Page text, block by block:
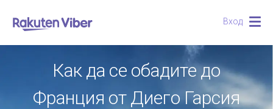
Вход
Как да се обадите до
Франция от Диего Гарсия